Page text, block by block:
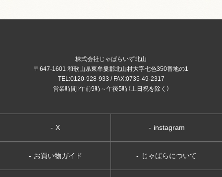
株式会社じゃばらいず北山
〒647-1601 和歌山県東牟婁郡北山村大字七色350番地の1
TEL:0120-928-933 / FAX:0735-49-2317
営業時間：午前9時～午後5時（土日祝を除く）
- instagram
- X
- じゃばらについて
- お買い物ガイド